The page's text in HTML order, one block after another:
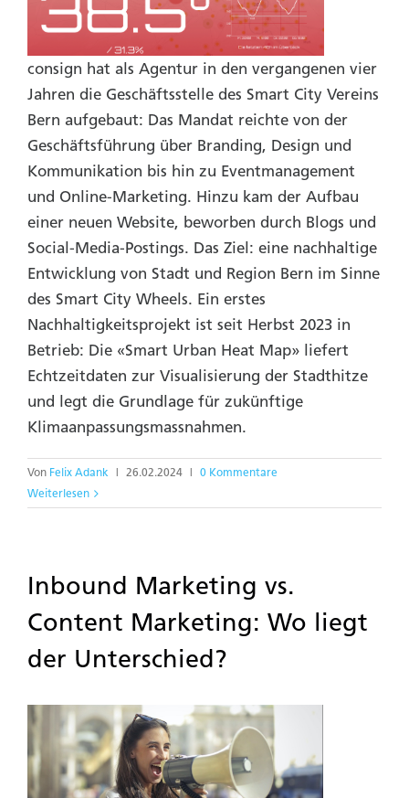
consign hat als Agentur in den vergangenen vier
Jahren die Geschäftsstelle des Smart City Vereins
Bern aufgebaut: Das Mandat reichte von der
Geschäftsführung über Branding, Design und
Kommunikation bis hin zu Eventmanagement
und Online-Marketing. Hinzu kam der Aufbau
einer neuen Website, beworben durch Blogs und
Social-Media-Postings. Das Ziel: eine nachhaltige
Entwicklung von Stadt und Region Bern im Sinne
des Smart City Wheels. Ein erstes
Nachhaltigkeitsprojekt ist seit Herbst 2023 in
Betrieb: Die «Smart Urban Heat Map» liefert
Echtzeitdaten zur Visualisierung der Stadthitze
und legt die Grundlage für zukünftige
Klimaanpassungsmassnahmen.
Von Felix Adank 26.02.2024
0 Kommentare
Weiterlesen
Inbound Marketing vs.
Content Marketing: Wo liegt
der Unterschied?